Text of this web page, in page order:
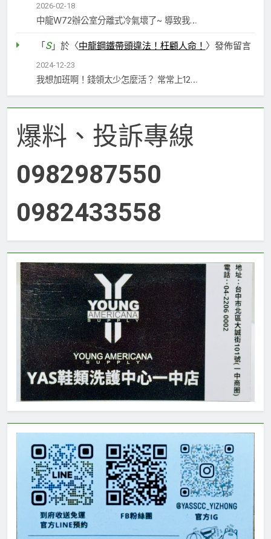
2026-02-18
中龍W72辦公室分離式冷氣壞了~ 導致我…
「 S」於〈中龍鋼鐵帶頭違法！枉顧人命！ 〉發佈留言
2024-12-23
我想加班啊！錢領太少怎麼活？ 常常上12…
爆料、投訴專線
0982987550
0982433558